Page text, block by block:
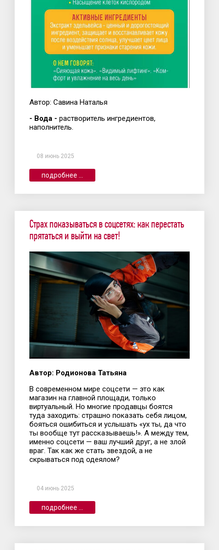
Автор: Савина Наталья
- Вода - растворитель ингредиентов,
наполнитель.
08 июнь 2025
подробнее ...
Страх показываться в соцсетях: как перестать
прятаться и выйти на свет!
Автор: Родионова Татьяна
В современном мире соцсети — это как
магазин на главной площади, только
виртуальный. Но многие продавцы боятся
туда заходить: страшно показать себя лицом,
бояться ошибиться и услышать «ух ты, да что
ты вообще тут рассказываешь!». А между тем,
именно соцсети — ваш лучший друг, а не злой
враг. Так как же стать звездой, а не
скрываться под одеялом?
04 июнь 2025
подробнее ...